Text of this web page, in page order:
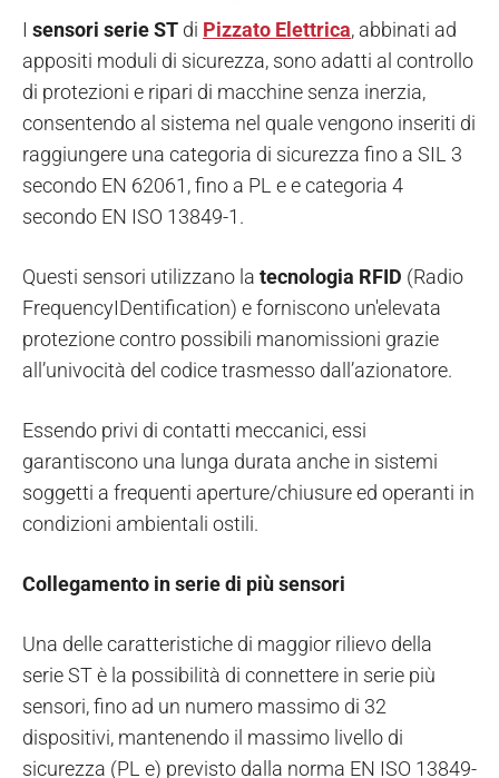
I sensori serie ST di Pizzato Elettrica, abbinati ad
appositi moduli di sicurezza, sono adatti al controllo
di protezioni e ripari di macchine senza inerzia,
consentendo al sistema nel quale vengono inseriti di
raggiungere una categoria di sicurezza fino a SIL 3
secondo EN 62061, fino a PL e e categoria 4
secondo EN ISO 13849‑1.
Questi sensori utilizzano la tecnologia RFID (Radio
FrequencyIDentification) e forniscono un'elevata
protezione contro possibili manomissioni grazie
all’univocità del codice trasmesso dall’azionatore.
Essendo privi di contatti meccanici, essi
garantiscono una lunga durata anche in sistemi
soggetti a frequenti aperture/chiusure ed operanti in
condizioni ambientali ostili.
Collegamento in serie di più sensori
Una delle caratteristiche di maggior rilievo della
serie ST è la possibilità di connettere in serie più
sensori, fino ad un numero massimo di 32
dispositivi, mantenendo il massimo livello di
sicurezza (PL e) previsto dalla norma EN ISO 13849-